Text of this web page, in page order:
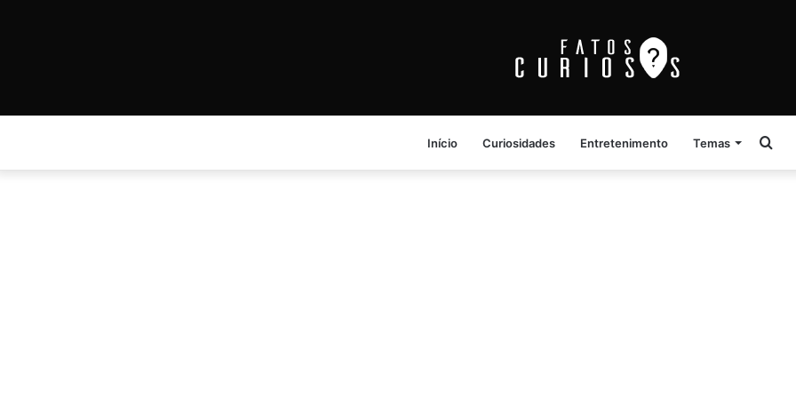
Início Curiosidades Entretenimento Temas